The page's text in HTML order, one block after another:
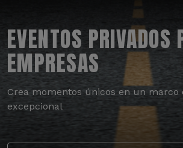
EVENTOS PRIVADOS
EMPRESAS
Crea momentos únicos en un marco
excepcional